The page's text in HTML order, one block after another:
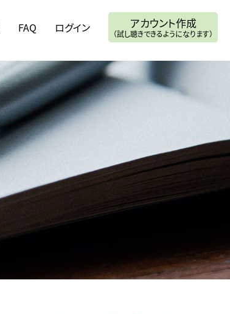
FAQ ログイン アカウント作成
（試し聴きできるようになります）